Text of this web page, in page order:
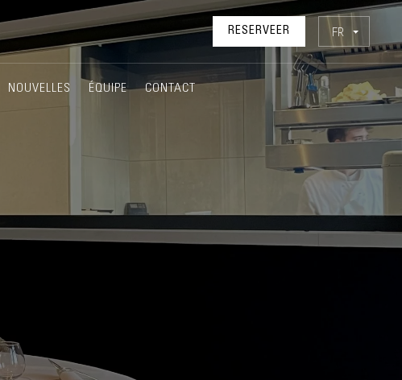
RESERVEER FR
NOUVELLES ÉQUIPE CONTACT